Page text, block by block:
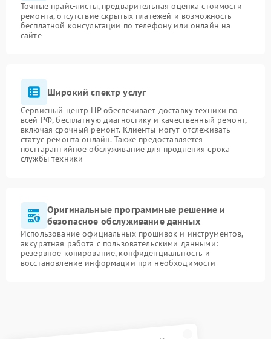
Точные прайс-листы, предварительная оценка стоимости
ремонта, отсутствие скрытых платежей и возможность
бесплатной консультации по телефону или онлайн на
сайте
Широкий спектр услуг
Сервисный центр HP обеспечивает доставку техники по
всей РФ, бесплатную диагностику и качественный ремонт,
включая срочный ремонт. Клиенты могут отслеживать
статус ремонта онлайн. Также предоставляется
постгарантийное обслуживание для продления срока
службы техники
Оригинальные программные решение и
безопасное обслуживание данных
Использование официальных прошивок и инструментов,
аккуратная работа с пользовательскими данными:
резервное копирование, конфиденциальность и
восстановление информации при необходимости